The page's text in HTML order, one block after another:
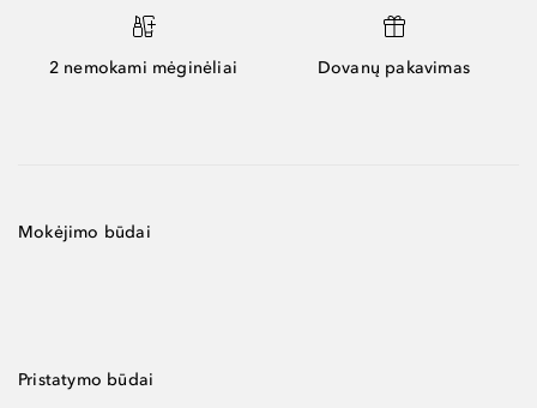
2 nemokami mėginėliai Dovanų pakavimas
Mokėjimo būdai
Pristatymo būdai